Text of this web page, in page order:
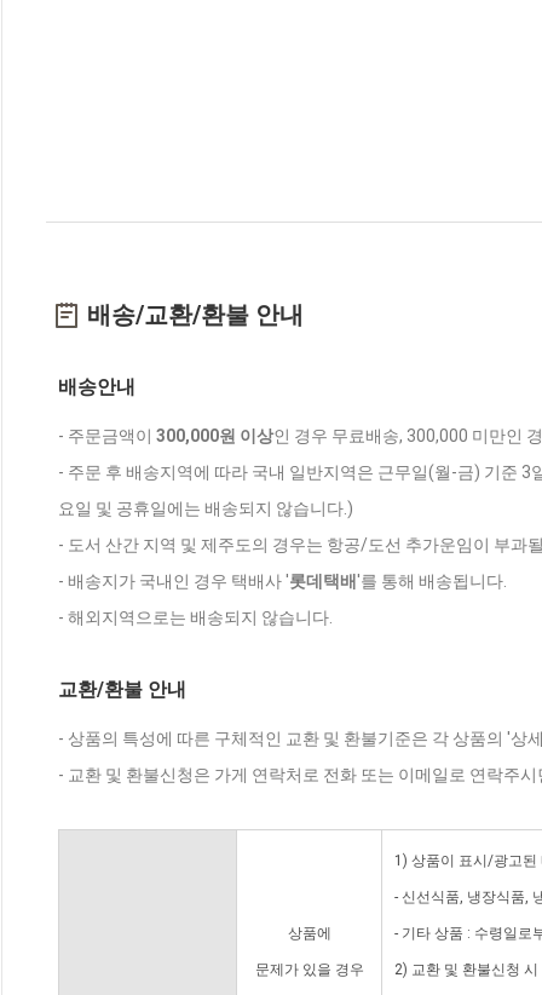
배송/교환/환불 안내
배송안내
- 주문금액이 300,000원 이상인 경우 무료배송, 300,000 미만인
- 주문 후 배송지역에 따라 국내 일반지역은 근무일(월-금) 기준
요일 및 공휴일에는 배송되지 않습니다.)
- 도서 산간 지역 및 제주도의 경우는 항공/도선 추가운임이 부과
- 배송지가 국내인 경우 택배사 '롯데택배'를 통해 배송됩니다.
- 해외지역으로는 배송되지 않습니다.
교환/환불 안내
- 상품의 특성에 따른 구체적인 교환 및 환불기준은 각 상품의 '상
- 교환 및 환불신청은 가게 연락처로 전화 또는 이메일로 연락주
상품에
문제가 있을 경우
1) 상품이 표시/광고된
- 신선식품, 냉장식품,
- 기타 상품 : 수령일로
2) 교환 및 환불신청